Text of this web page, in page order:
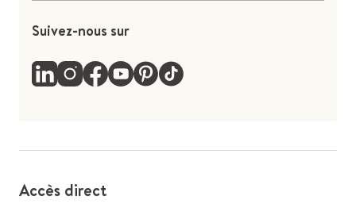
Suivez-nous sur
Accès direct